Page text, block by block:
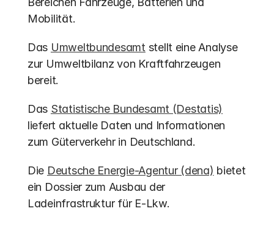
Mobilität.
Das Umweltbundesamt stellt eine Analyse
zur Umweltbilanz von Kraftfahrzeugen
bereit.
Das Statistische Bundesamt (Destatis)
liefert aktuelle Daten und Informationen
zum Güterverkehr in Deutschland.
Die Deutsche Energie-Agentur (dena) bietet
ein Dossier zum Ausbau der
Ladeinfrastruktur für E-Lkw.